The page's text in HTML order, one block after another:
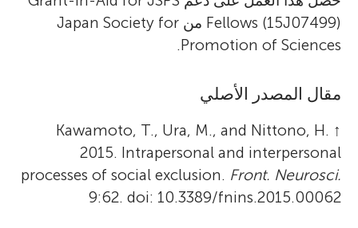
Fellows (15J07499) من Japan Society for
Promotion of Sciences.
مقال المصدر الأصلي
↑
Kawamoto, T., Ura, M., and Nittono, H.
2015. Intrapersonal and interpersonal
processes of social exclusion. Front. Neurosci.
9:62. doi: 10.3389/fnins.2015.00062